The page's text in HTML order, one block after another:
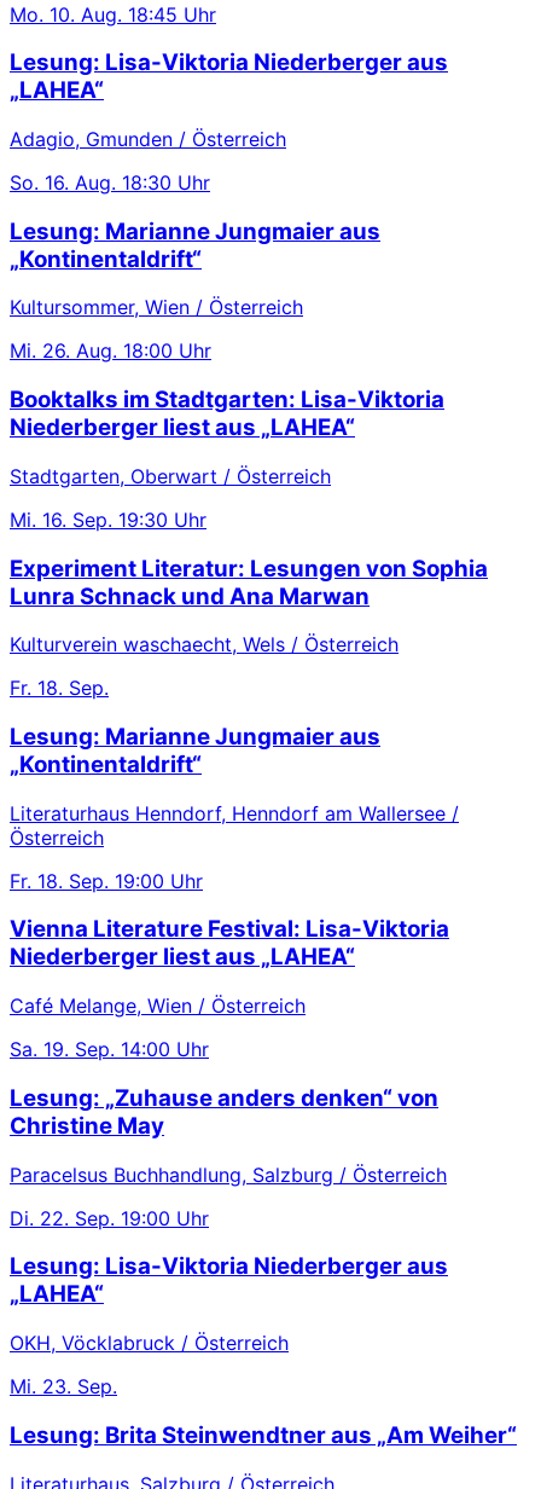
Mo. 10. Aug. 18:45 Uhr
Lesung: Lisa-Viktoria Niederberger aus
„LAHEA“
Adagio, Gmunden / Österreich
So. 16. Aug. 18:30 Uhr
Lesung: Marianne Jungmaier aus
„Kontinentaldrift“
Kultursommer, Wien / Österreich
Mi. 26. Aug. 18:00 Uhr
Booktalks im Stadtgarten: Lisa-Viktoria
Niederberger liest aus „LAHEA“
Stadtgarten, Oberwart / Österreich
Mi. 16. Sep. 19:30 Uhr
Experiment Literatur: Lesungen von Sophia
Lunra Schnack und Ana Marwan
Kulturverein waschaecht, Wels / Österreich
Fr. 18. Sep.
Lesung: Marianne Jungmaier aus
„Kontinentaldrift“
Literaturhaus Henndorf, Henndorf am Wallersee /
Österreich
Fr. 18. Sep. 19:00 Uhr
Vienna Literature Festival: Lisa-Viktoria
Niederberger liest aus „LAHEA“
Café Melange, Wien / Österreich
Sa. 19. Sep. 14:00 Uhr
Lesung: „Zuhause anders denken“ von
Christine May
Paracelsus Buchhandlung, Salzburg / Österreich
Di. 22. Sep. 19:00 Uhr
Lesung: Lisa-Viktoria Niederberger aus
„LAHEA“
OKH, Vöcklabruck / Österreich
Mi. 23. Sep.
Lesung: Brita Steinwendtner aus „Am Weiher“
Literaturhaus, Salzburg / Österreich